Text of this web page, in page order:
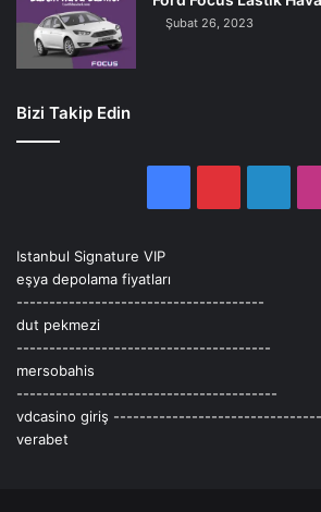
Şubat 26, 2023
Bizi Takip Edin
Istanbul Signature VIP
eşya depolama fiyatları
--------------------------------------
dut pekmezi
---------------------------------------
mersobahis
----------------------------------------
vdcasino giriş
verabet